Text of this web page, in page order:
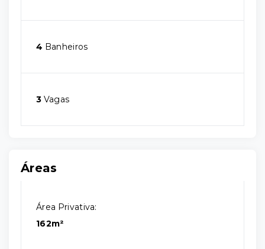
4 Banheiros
3 Vagas
Áreas
Área Privativa:
162m²